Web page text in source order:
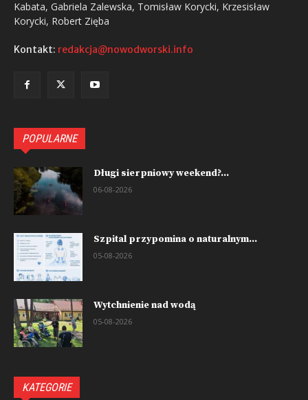
Kabata, Gabriela Zalewska, Tomisław Korycki, Krzesisław
Korycki, Robert Zięba
Kontakt: redakcja@nowodworski.info
POPULARNE
Długi sierpniowy weekend?...
06-08-2026
Szpital przypomina o naturalnym...
05-08-2026
Wytchnienie nad wodą
05-08-2026
KATEGORIE